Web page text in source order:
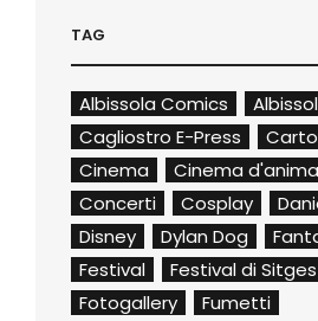
TAG
Albissola Comics
Cagliostro E-Press
Cinema
Cinema
Concerti
Cosplay
Disney
Dylan Dog
Festival
Festival di Sitges
Fotogallery
Fumetti